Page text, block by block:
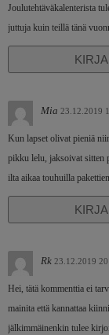
Joulutehtäväkalenterista
juttuja kuin teillä tänä
Mia 23.12.2019
Kun lapset olivat pieniä
pikku lelu, jaksoivat sitten
ilta aikaa touhuilla
Rk 23.12.2019
Hei, tätä kommenttia ei
mainita että kannattaa
jälkimmäinenkin tulee